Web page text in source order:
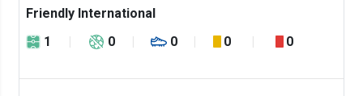
Friendly International
1
0 0 0 0